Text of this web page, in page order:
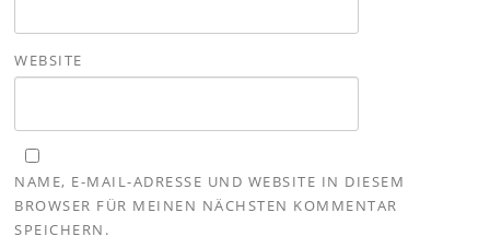
WEBSITE
NAME, E-MAIL-ADRESSE UND WEBSITE IN DIESEM
BROWSER FÜR MEINEN NÄCHSTEN KOMMENTAR
SPEICHERN.